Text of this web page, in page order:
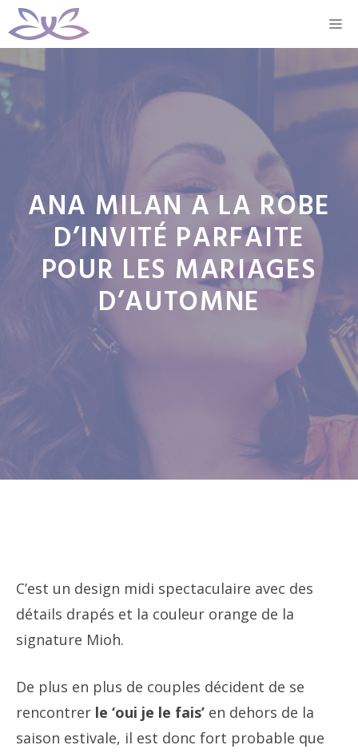
Aller
au
contenu
ANA MILAN A LA ROBE
D’INVITÉ PARFAITE
POUR LES MARIAGES
D’AUTOMNE
C’est un design midi spectaculaire avec des
détails drapés et la couleur orange de la
signature Mioh.
De plus en plus de couples décident de se
rencontrer le ‘oui je le fais’ en dehors de la
saison estivale, il est donc fort probable que